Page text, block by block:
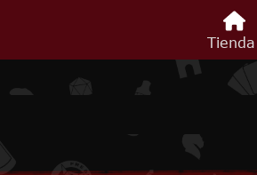
Tienda